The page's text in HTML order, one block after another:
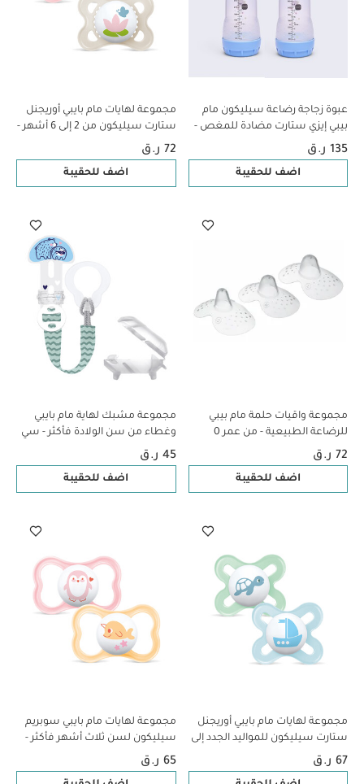
عبوة زجاجة رضاعة سيليكون مام
بيبي إيزي ستارت مضادة للمغص -
لايف بلو وبيج - 260 مل - قطعتين
135 ر.ق
اضف للحقيبة
مجموعة لهايات مام بايبي أوريجنل
ستارت سيليكون من 2 إلى 6 أشهر -
سي لايف بينك وبيج، قطعتين
72 ر.ق
اضف للحقيبة
مجموعة واقيات حلمة مام بيبي
عبوة من 3 قطع
72 ر.ق
اضف للحقيبة
مجموعة مشبك لهاية مام بايبي
وغطاء من سن الولادة فأكثر - سي
لايف جرين، قطعتين
45 ر.ق
اضف للحقيبة
مجموعة لهايات مام بايبي أوريجنل
ستارت سيليكون للمواليد الجدد إلى
سن شهرين - سي لايف غرين وأزرق،
قطعتين
67 ر.ق
مجموعة لهايات مام بايبي سوبريم
سيليكون لسن ثلاث أشهر فأكثر -
سي لايف بينك وأصفر، قطعتين
65 ر.ق